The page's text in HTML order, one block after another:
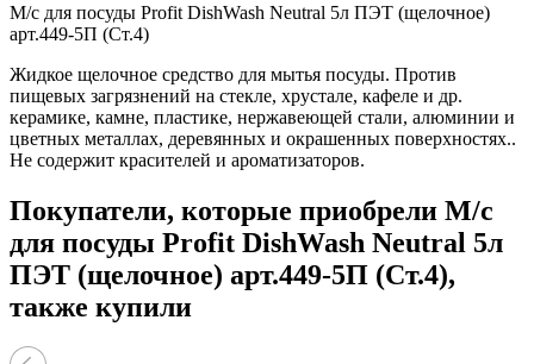
М/с для посуды Profit DishWash Neutral 5л ПЭТ (щелочное)
арт.449-5П (Ст.4)
Жидкое щелочное средство для мытья посуды. Против
пищевых загрязнений на стекле, хрустале, кафеле и др.
керамике, камне, пластике, нержавеющей стали, алюминии и
цветных металлах, деревянных и окрашенных поверхностях..
Не содержит красителей и ароматизаторов.
Покупатели, которые приобрели М/с
для посуды Profit DishWash Neutral 5л
ПЭТ (щелочное) арт.449-5П (Ст.4),
также купили